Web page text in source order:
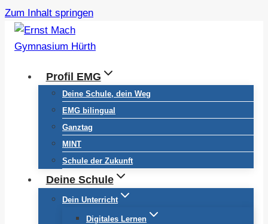
Zum Inhalt springen
Profil EMG
Deine Schule, dein Weg
EMG bilingual
Ganztag
MINT
Schule der Zukunft
Deine Schule
Dein Unterricht
Digitales Lernen